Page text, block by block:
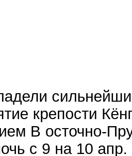
крепости
В осточно-
с 9 на 10